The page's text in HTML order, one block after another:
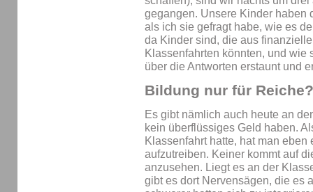
gegangen. Unsere Kinder haben
als ich sie gefragt habe, wie es
da Kinder sind, die aus
Klassenfahrten könnten, und wie
über die Antworten erstaunt und
Bildung nur für Reiche?
Es gibt nämlich auch heute an
kein überflüssiges Geld haben.
Klassenfahrt hatte, hat man
aufzutreiben. Keiner kommt auf
anzusehen. Liegt es an der
gibt es dort Nervensägen, die es